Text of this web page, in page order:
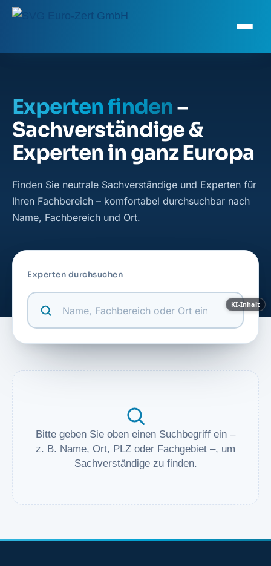
Experten finden–
Sachverständige &
Experten in ganz Europa
Finden Sie neutrale Sachverständige und Experten für
Ihren Fachbereich – komfortabel durchsuchbar nach
Name, Fachbereich und Ort.
KI-Inhalt
Experten durchsuchen
Bitte geben Sie oben einen Suchbegriff ein –
z. B. Name, Ort, PLZ oder Fachgebiet –, um
Sachverständige zu finden.